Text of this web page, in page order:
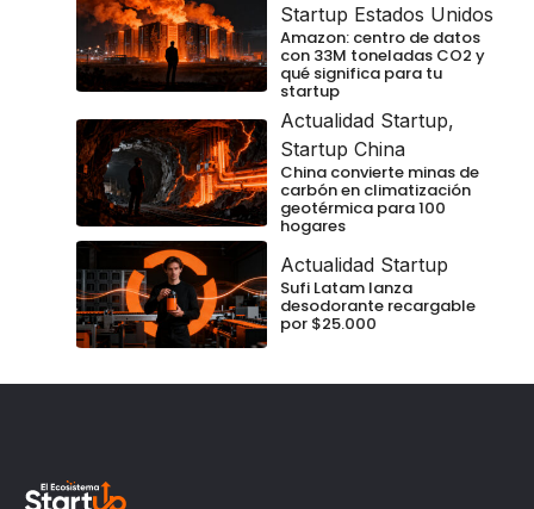
Startup Estados Unidos
Amazon: centro de datos
con 33M toneladas CO2 y
qué significa para tu
startup
Actualidad Startup,
Startup China
China convierte minas de
carbón en climatización
geotérmica para 100
hogares
Actualidad Startup
Sufi Latam lanza
desodorante recargable
por $25.000